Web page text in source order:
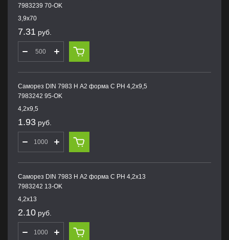
7983239 70-OK
3,9х70
7.31 руб.
Саморез DIN 7983 H А2 форма С PH 4,2х9,5
7983242 95-OK
4,2х9,5
1.93 руб.
Саморез DIN 7983 H А2 форма С PH 4,2х13
7983242 13-OK
4,2х13
2.10 руб.